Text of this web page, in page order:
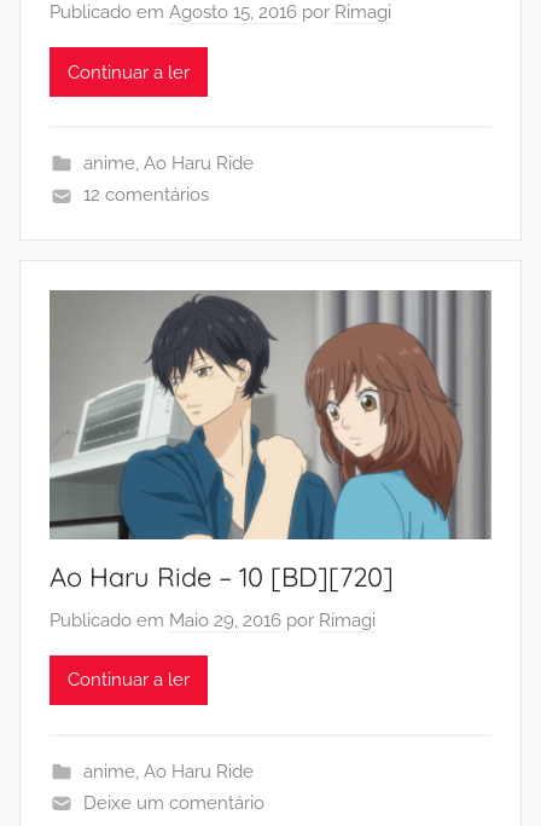
Publicado em Agosto 15, 2016 por Rimagi
Continuar a ler
anime, Ao Haru Ride
12 comentários
Ao Haru Ride – 10 [BD][720]
Publicado em Maio 29, 2016 por Rimagi
Continuar a ler
anime, Ao Haru Ride
Deixe um comentário